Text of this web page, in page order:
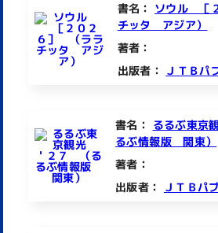
書名： ソウル ［
チッタ アジア）
著者：
出版者： ＪＴＢパ
書名： るるぶ東
るぶ情報版 関東）
著者：
出版者：
ＪＴＢパ